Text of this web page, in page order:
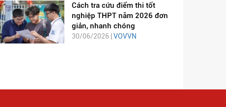
Cách tra cứu điểm thi tốt
nghiệp THPT năm 2026 đơn
giản, nhanh chóng
30/06/2026 |VOVVN